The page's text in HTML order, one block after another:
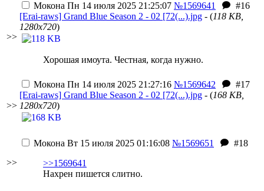
>>
Мокона Пн 14 июля 2025 21:25:07 №1569641
#16
[Erai-raws] Grand Blue Season 2 - 02 [72(...).jpg - (118 KB,
1280x720)
Хорошая имоута. Честная, когда нужно.
>>
Мокона Пн 14 июля 2025 21:27:16 №1569642
#17
[Erai-raws] Grand Blue Season 2 - 02 [72(...).jpg - (168 KB,
1280x720)
>>
Мокона Вт 15 июля 2025 01:16:08 №1569651
#18
>>1569641
Нахрен пишется слитно.